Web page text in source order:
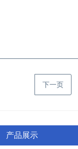
下一页
产品展示